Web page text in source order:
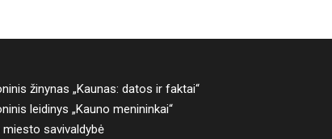
žinynas „Kaunas: datos ir faktai“
leidinys „Kauno menininkai“
miesto savivaldybė